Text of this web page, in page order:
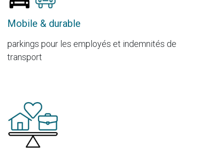
Mobile & durable
parkings pour les employés et indemnités de
transport